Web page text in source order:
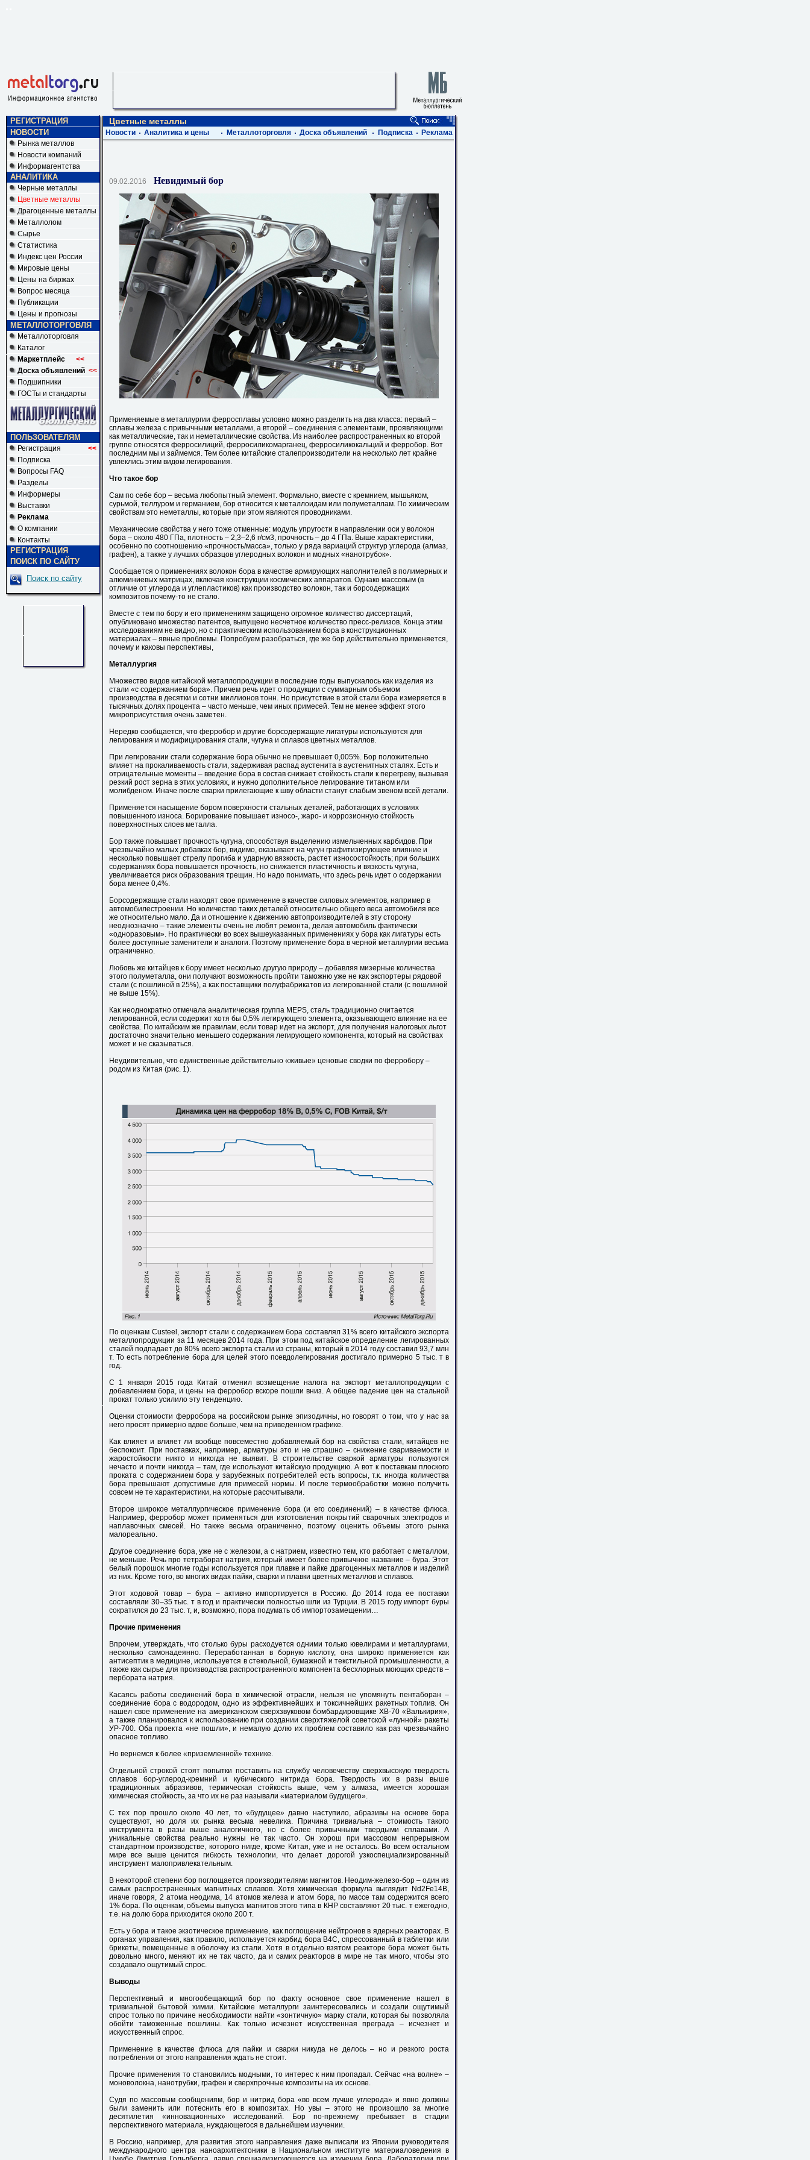
РЕГИСТРАЦИЯ
НОВОСТИ
Рынка металлов
Новости компаний
Информагентства
АНАЛИТИКА
Черные металлы
Цветные металлы
Драгоценные металлы
Металлолом
Сырье
Статистика
Индекс цен России
Мировые цены
Цены на биржах
Вопрос месяца
Публикации
Цены и прогнозы
МЕТАЛЛОТОРГОВЛЯ
Металлоторговля
Каталог
Маркетплейс
<<
Доска объявлений <<
Подшипники
ГОСТы и стандарты
ПОЛЬЗОВАТЕЛЯМ
Регистрация <<
Подписка
Вопросы FAQ
Разделы
Информеры
Выставки
Реклама
О компании
Контакты
РЕГИСТРАЦИЯ
ПОИСК ПО САЙТУ
Поиск по сайту
Цветные металлы
Новости Аналитика и цены Металлоторговля Доска объявлений Подписка Реклама
09.02.2016 Невидимый бор
Применяемые в металлургии ферросплавы условно можно разделить на два класса: первый –
сплавы железа с привычными металлами, а второй – соединения с элементами, проявляющими
как металлические, так и неметаллические свойства. Из наиболее распространенных ко второй
группе относятся ферросилиций, ферросиликомарганец, ферросиликокальций и ферробор. Вот
последним мы и займемся. Тем более китайские сталепроизводители на несколько лет крайне
увлеклись этим видом легирования.
Что такое бор
Сам по себе бор – весьма любопытный элемент. Формально, вместе с кремнием, мышьяком,
сурьмой, теллуром и германием, бор относится к металлоидам или полуметаллам. По химическим
свойствам это неметаллы, которые при этом являются проводниками.
Механические свойства у него тоже отменные: модуль упругости в направлении оси у волокон
бора – около 480 ГПа, плотность – 2,3–2,6 г/см3, прочность – до 4 ГПа. Выше характеристики,
особенно по соотношению «прочность/масса», только у ряда вариаций структур углерода (алмаз,
графен), а также у лучших образцов углеродных волокон и модных «нанотрубок».
Сообщается о применениях волокон бора в качестве армирующих наполнителей в полимерных и
алюминиевых матрицах, включая конструкции космических аппаратов. Однако массовым (в
отличие от углерода и углепластиков) как производство волокон, так и борсодержащих
композитов почему-то не стало.
Вместе с тем по бору и его применениям защищено огромное количество диссертаций,
опубликовано множество патентов, выпущено несчетное количество пресс-релизов. Конца этим
исследованиям не видно, но с практическим использованием бора в конструкционных
материалах – явные проблемы. Попробуем разобраться, где же бор действительно применяется,
почему и каковы перспективы,
Металлургия
Множество видов китайской металлопродукции в последние годы выпускалось как изделия из
стали «с содержанием бора». Причем речь идет о продукции с суммарным объемом
производства в десятки и сотни миллионов тонн. Но присутствие в этой стали бора измеряется в
тысячных долях процента – часто меньше, чем иных примесей. Тем не менее эффект этого
микроприсутствия очень заметен.
Нередко сообщается, что ферробор и другие борсодержащие лигатуры используются для
легирования и модифицирования стали, чугуна и сплавов цветных металлов.
При легировании стали содержание бора обычно не превышает 0,005%. Бор положительно
влияет на прокаливаемость стали, задерживая распад аустенита в аустенитных сталях. Есть и
отрицательные моменты – введение бора в состав снижает стойкость стали к перегреву, вызывая
резкий рост зерна в этих условиях, и нужно дополнительное легирование титаном или
молибденом. Иначе после сварки прилегающие к шву области станут слабым звеном всей детали.
Применяется насыщение бором поверхности стальных деталей, работающих в условиях
повышенного износа. Борирование повышает износо-, жаро- и коррозионную стойкость
поверхностных слоев металла.
Бор также повышает прочность чугуна, способствуя выделению измельченных карбидов. При
чрезвычайно малых добавках бор, видимо, оказывает на чугун графитизирующее влияние и
несколько повышает стрелу прогиба и ударную вязкость, растет износостойкость; при больших
содержаниях бора повышается прочность, но снижается пластичность и вязкость чугуна,
увеличивается риск образования трещин. Но надо понимать, что здесь речь идет о содержании
бора менее 0,4%.
Борсодержащие стали находят свое применение в качестве силовых элементов, например в
автомобилестроении. Но количество таких деталей относительно общего веса автомобиля все
же относительно мало. Да и отношение к движению автопроизводителей в эту сторону
неоднозначно – такие элементы очень не любят ремонта, делая автомобиль фактически
«одноразовым». Но практически во всех вышеуказанных применениях у бора как лигатуры есть
более доступные заменители и аналоги. Поэтому применение бора в черной металлургии весьма
ограниченно.
Любовь же китайцев к бору имеет несколько другую природу – добавляя мизерные количества
этого полуметалла, они получают возможность пройти таможню уже не как экспортеры рядовой
стали (с пошлиной в 25%), а как поставщики полуфабрикатов из легированной стали (с пошлиной
не выше 15%).
Как неоднократно отмечала аналитическая группа MEPS, сталь традиционно считается
легированной, если содержит хотя бы 0,5% легирующего элемента, оказывающего влияние на ее
свойства. По китайским же правилам, если товар идет на экспорт, для получения налоговых льгот
достаточно значительно меньшего содержания легирующего компонента, который на свойствах
может и не сказываться.
Неудивительно, что единственные действительно «живые» ценовые сводки по ферробору –
родом из Китая (рис. 1).
По оценкам Custeel, экспорт стали с содержанием бора составлял 31% всего китайского экспорта
металлопродукции за 11 месяцев 2014 года. При этом под китайское определение легированных
сталей подпадает до 80% всего экспорта стали из страны, который в 2014 году составил 93,7 млн
т. То есть потребление бора для целей этого псевдолегирования достигало примерно 5 тыс. т в
год.
С 1 января 2015 года Китай отменил возмещение налога на экспорт металлопродукции с
добавлением бора, и цены на ферробор вскоре пошли вниз. А общее падение цен на стальной
прокат только усилило эту тенденцию.
Оценки стоимости ферробора на российском рынке эпизодичны, но говорят о том, что у нас за
него просят примерно вдвое больше, чем на приведенном графике.
Как влияет и влияет ли вообще повсеместно добавляемый бор на свойства стали, китайцев не
беспокоит. При поставках, например, арматуры это и не страшно – снижение свариваемости и
жаростойкости никто и никогда не выявит. В строительстве сваркой арматуры пользуются
нечасто и почти никогда – там, где используют китайскую продукцию. А вот к поставкам плоского
проката с содержанием бора у зарубежных потребителей есть вопросы, т.к. иногда количества
бора превышают допустимые для примесей нормы. И после термообработки можно получить
совсем не те характеристики, на которые рассчитывали.
Второе широкое металлургическое применение бора (и его соединений) – в качестве флюса.
Например, ферробор может применяться для изготовления покрытий сварочных электродов и
наплавочных смесей. Но также весьма ограниченно, поэтому оценить объемы этого рынка
малореально.
Другое соединение бора, уже не с железом, а с натрием, известно тем, кто работает с металлом,
не меньше. Речь про тетраборат натрия, который имеет более привычное название – бура. Этот
белый порошок многие годы используется при плавке и пайке драгоценных металлов и изделий
из них. Кроме того, во многих видах пайки, сварки и плавки цветных металлов и сплавов.
Этот ходовой товар – бура – активно импортируется в Россию. До 2014 года ее поставки
составляли 30–35 тыс. т в год и практически полностью шли из Турции. В 2015 году импорт буры
сократился до 23 тыс. т, и, возможно, пора подумать об импортозамещении…
Прочие применения
Впрочем, утверждать, что столько буры расходуется одними только ювелирами и металлургами,
несколько самонадеянно. Переработанная в борную кислоту, она широко применяется как
антисептик в медицине, используется в стекольной, бумажной и текстильной промышленности, а
также как сырье для производства распространенного компонента бесхлорных моющих средств –
пербората натрия.
Касаясь работы соединений бора в химической отрасли, нельзя не упомянуть пентаборан –
соединение бора с водородом, одно из эффективнейших и токсичнейших ракетных топлив. Он
нашел свое применение на американском сверхзвуковом бомбардировщике XB-70 «Валькирия»,
а также планировался к использованию при создании сверхтяжелой советской «лунной» ракеты
УР-700. Оба проекта «не пошли», и немалую долю их проблем составило как раз чрезвычайно
опасное топливо.
Но вернемся к более «приземленной» технике.
Отдельной строкой стоят попытки поставить на службу человечеству сверхвысокую твердость
сплавов бор-углерод-кремний и кубического нитрида бора. Твердость их в разы выше
традиционных абразивов, термическая стойкость выше, чем у алмаза, имеется хорошая
химическая стойкость, за что их не раз называли «материалом будущего».
С тех пор прошло около 40 лет, то «будущее» давно наступило, абразивы на основе бора
существуют, но доля их рынка весьма невелика. Причина тривиальна – стоимость такого
инструмента в разы выше аналогичного, но с более привычными твердыми сплавами. А
уникальные свойства реально нужны не так часто. Он хорош при массовом непрерывном
стандартном производстве, которого нигде, кроме Китая, уже и не осталось. Во всем остальном
мире все выше ценится гибкость технологии, что делает дорогой узкоспециализированный
инструмент малопривлекательным.
В некоторой степени бор поглощается производителями магнитов. Неодим-железо-бор – один из
самых распространенных магнитных сплавов. Хотя химическая формула выглядит Nd2Fe14B,
иначе говоря, 2 атома неодима, 14 атомов железа и атом бора, по массе там содержится всего
1% бора. По оценкам, объемы выпуска магнитов этого типа в КНР составляют 20 тыс. т ежегодно,
т.е. на долю бора приходится около 200 т.
Есть у бора и такое экзотическое применение, как поглощение нейтронов в ядерных реакторах. В
органах управления, как правило, используется карбид бора B4C, спрессованный в таблетки или
брикеты, помещенные в оболочку из стали. Хотя в отдельно взятом реакторе бора может быть
довольно много, меняют их не так часто, да и самих реакторов в мире не так много, чтобы это
создавало ощутимый спрос.
Выводы
Перспективный и многообещающий бор по факту основное свое применение нашел в
тривиальной бытовой химии. Китайские металлурги заинтересовались и создали ощутимый
спрос только по причине необходимости найти «зонтичную» марку стали, которая бы позволяла
обойти таможенные пошлины. Как только исчезнет искусственная преграда – исчезнет и
искусственный спрос.
Применение в качестве флюса для пайки и сварки никуда не делось – но и резкого роста
потребления от этого направления ждать не стоит.
Прочие применения то становились модными, то интерес к ним пропадал. Сейчас «на волне» –
моноволокна, нанотрубки, графен и сверхпрочные композиты на их основе.
Судя по массовым сообщениям, бор и нитрид бора «во всем лучше углерода» и явно должны
были заменить или потеснить его в композитах. Но увы – этого не произошло за многие
десятилетия «инновационных» исследований. Бор по-прежнему пребывает в стадии
перспективного материала, нуждающегося в дальнейшем изучении.
В Россию, например, для развития этого направления даже выписали из Японии руководителя
международного центра наноархитектоники в Национальном институте материаловедения в